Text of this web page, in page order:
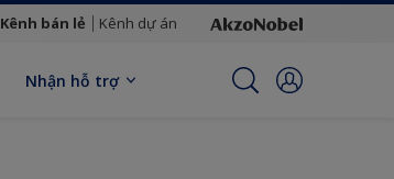
Kênh bán lẻ Kênh dự án
Nhận hỗ trợ